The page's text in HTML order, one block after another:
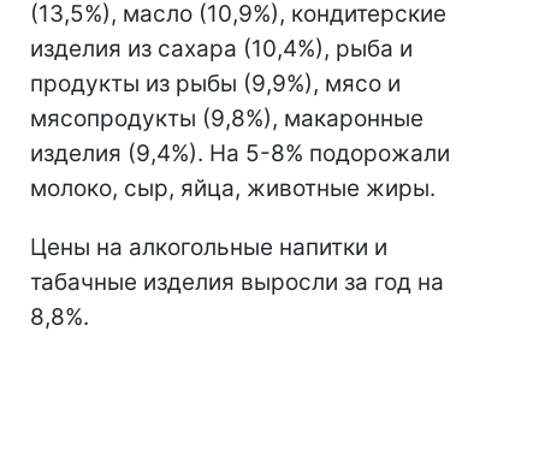
(13,5%), масло (10,9%), кондитерские
изделия из сахара (10,4%), рыба и
продукты из рыбы (9,9%), мясо и
мясопродукты (9,8%), макаронные
изделия (9,4%). На 5-8% подорожали
молоко, сыр, яйца, животные жиры.
Цены на алкогольные напитки и
табачные изделия выросли за год на
8,8%.